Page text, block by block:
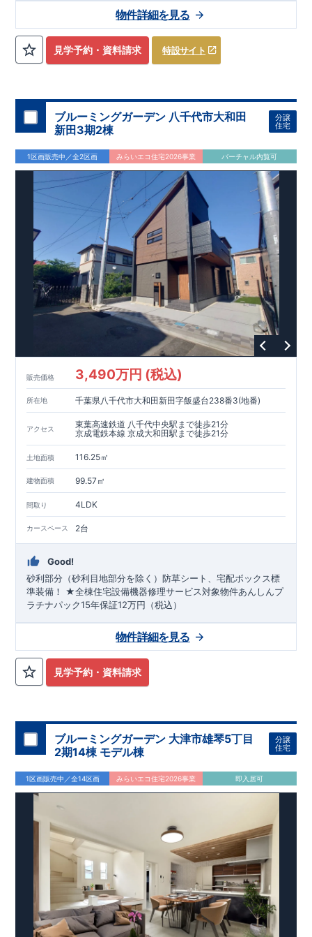
も十分ゆとりの空間です♪​ ■ リビング全体を見渡せる「対面式
■ キッチンにはポップアップ天井採用でお
しゃれな空間でお料理が可能！
■『長期優良住宅』取得予定! ・国の定めた基準を全てク
・住宅ローン減税、固定資産税などの税制優遇を受けられ
ます。 ・中古市場でも、長期優良住宅が有利に働きます。
宅性能評価ダブル取得予定! ・『設計』住宅性能評価‥‥建物設
計段階で、国が認めた第三機関が評価しております。 ・『建
だけでなく、「現場の施工状況」を検査した上で、品質を保証
しております。■全棟自社一貫体制! ・誰が何をやったかが明
確だからこそ、お客様の安心に繋がります。 ・設計、施工、営
業が協力しあい、最良のプランをご提供いたします。 ・不要な
中間マージンを抑える事で、コストダウンに努めております。​
見学予約・資料請求 特設サイト
物件詳細を見る
ブルーミングガーデン 八千代市大和田
新田3期2棟
分譲
住宅
1区画販売中／全2区画 みらいエコ住宅2026事業 バーチャル内覧可
販売価格 3,490万円 (税込)
所在地 千葉県八千代市大和田新田字飯盛台238番3(地番)
アクセス
東葉高速鉄道 八千代中央駅まで徒歩21分
京成電鉄本線 京成大和田駅まで徒歩21分
土地面積 116.25㎡
建物面積 99.57㎡
間取り 4LDK
カースペース 2台
Good!
砂利部分（砂利目地部分を除く）防草シート、宅配ボックス標
準装備！ ★全棟住宅設備機器修理サービス対象物件あんしんプ
ラチナパック15年保証12万円（税込）
見学予約・資料請求
物件詳細を見る
ブルーミングガーデン 大津市雄琴5丁目
2期14棟 モデル棟
分譲
住宅
1区画販売中／全14区画 みらいエコ住宅2026事業 即入居可